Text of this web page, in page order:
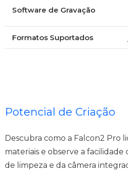
Software de Gravação
Formatos Suportados
Potencial de Criação
Descubra como a Falcon2 Pro
materiais e observe a facilidade
de limpeza e da câmera